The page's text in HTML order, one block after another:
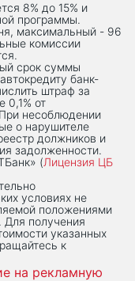
8% до 15% и
программы.
максимальный - 96
комиссии
срок суммы
банк-
штраф за
0,1% от
несоблюдении
о нарушителе
должников и
задолженности.
(Лицензия ЦБ
условиях не
положениями
Для получения
указанных
к
на рекламную